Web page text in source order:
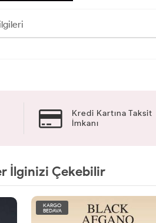
Kredi Kartına Taksit
İmkanı
İlginizi Çekebilir
KARGO
BEDAVA